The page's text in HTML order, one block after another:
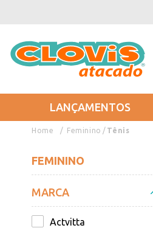
LANÇAMENTOS
Feminino Tênis
FEMININO
MARCA
Actvitta